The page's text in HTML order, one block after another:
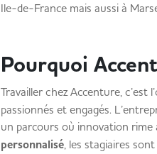
Ile-de-France mais aussi à
Pourquoi
Travailler chez Accenture, c’est
passionnés et engagés.
un parcours où innovation rime
personnalisé, les stagiaires